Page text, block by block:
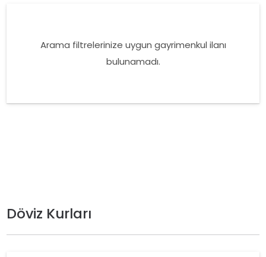
Arama filtrelerinize uygun gayrimenkul ilanı
bulunamadı.
Döviz Kurları